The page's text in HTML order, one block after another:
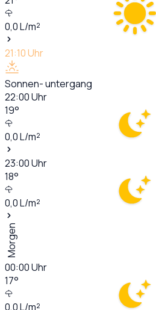
0,0L/m²
21:10Uhr
Sonnen- untergang
22:00Uhr
19°
0,0L/m²
23:00Uhr
18°
0,0L/m²
Morgen
00:00Uhr
17°
0,0L/m²